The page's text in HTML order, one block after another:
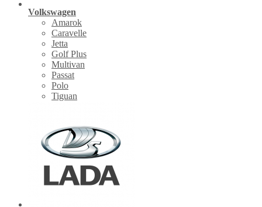
Volkswagen
Amarok
Caravelle
Jetta
Golf Plus
Multivan
Passat
Polo
Tiguan